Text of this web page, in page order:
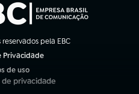
pela EBC
Privacidade
de uso
nova aba)
privacidade